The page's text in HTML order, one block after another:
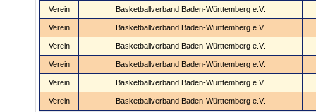
Verein Basketballverband Baden-Württemberg e.V.
Verein Basketballverband Baden-Württemberg e.V.
Verein Basketballverband Baden-Württemberg e.V.
Verein Basketballverband Baden-Württemberg e.V.
Verein Basketballverband Baden-Württemberg e.V.
Verein Basketballverband Baden-Württemberg e.V.